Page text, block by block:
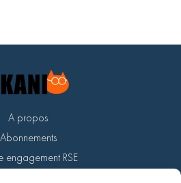
A propos
Abonnements
engagement RSE